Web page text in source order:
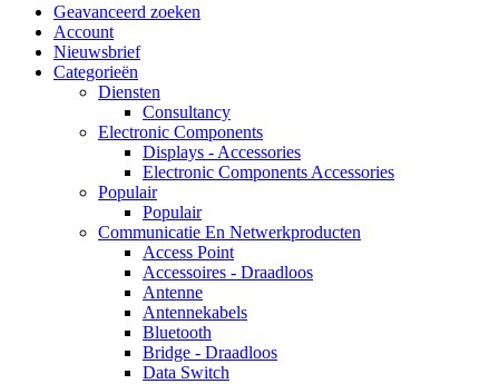
Geavanceerd zoeken
Account
Nieuwsbrief
Categorieën
Diensten
Consultancy
Electronic Components
Displays - Accessories
Electronic Components Accessories
Populair
Populair
Communicatie En Netwerkproducten
Access Point
Accessoires - Draadloos
Antenne
Antennekabels
Bluetooth
Bridge - Draadloos
Data Switch